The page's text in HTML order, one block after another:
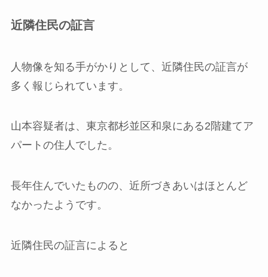
近隣住民の証言
人物像を知る手がかりとして、近隣住民の証言が
多く報じられています。
山本容疑者は、東京都杉並区和泉にある2階建てア
パートの住人でした。
長年住んでいたものの、近所づきあいはほとんど
なかったようです。
近隣住民の証言によると